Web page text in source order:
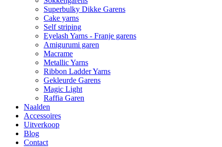
Superbulky Dikke Garens
Cake yarns
Self striping
Eyelash Yarns - Franje garens
Amigurumi garen
Macrame
Metallic Yarns
Ribbon Ladder Yarns
Gekleurde Garens
Magic Light
Raffia Garen
Naalden
Accessoires
Uitverkoop
Blog
Contact